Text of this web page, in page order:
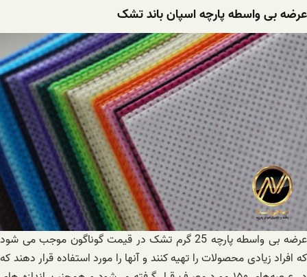
عرضه بی واسطه پارچه اسپان باند تشک
عرضه بی واسطه پارچه 25 گرم تشک در قیمت گوناگون موجب می شود
که افراد زیادی محصولات را تهیه کنند و آنها را مورد استفاده قرار دهند که